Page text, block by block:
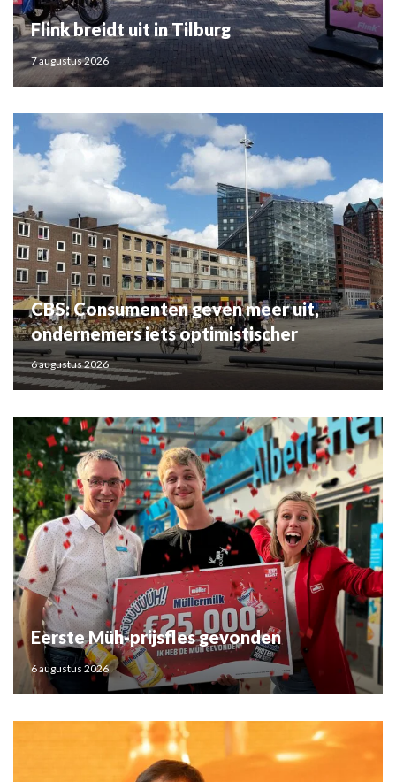
Flink breidt uit in Tilburg
7 augustus 2026
CBS: Consumenten geven meer uit,
ondernemers iets optimistischer
6 augustus 2026
Eerste Müh-prijsfles gevonden
6 augustus 2026